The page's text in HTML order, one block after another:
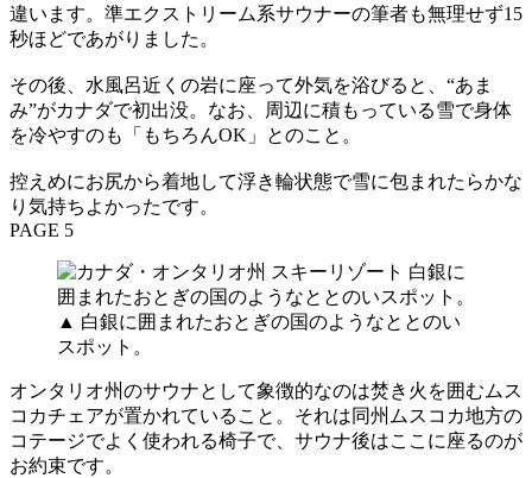
違います。準エクストリーム系サウナーの筆者も無理せず15
秒ほどであがりました。
その後、水風呂近くの岩に座って外気を浴びると、“あま
み”がカナダで初出没。なお、周辺に積もっている雪で身体
を冷やすのも「もちろんOK」とのこと。
控えめにお尻から着地して浮き輪状態で雪に包まれたらかな
り気持ちよかったです。
PAGE 5
▲ 白銀に囲まれたおとぎの国のようなととのい
スポット。
オンタリオ州のサウナとして象徴的なのは焚き火を囲むムス
コカチェアが置かれていること。それは同州ムスコカ地方の
コテージでよく使われる椅子で、サウナ後はここに座るのが
お約束です。